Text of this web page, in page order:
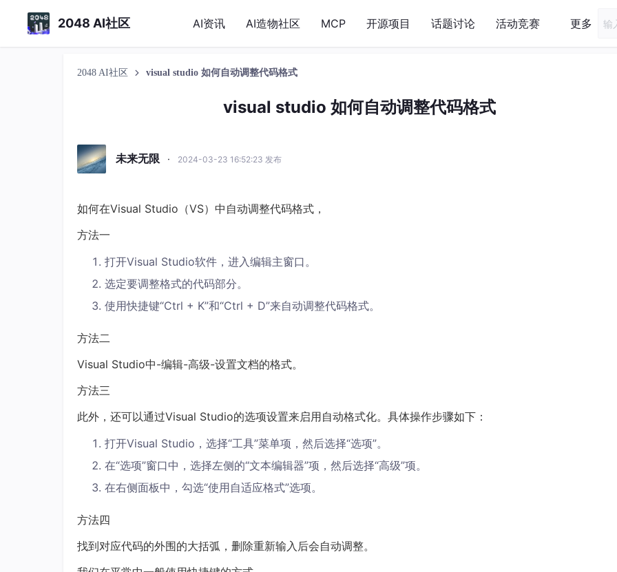
2048 AI社区 AI资讯 AI造物社区 MCP 开源项目 话题讨论 活动竞赛 更多
2048 AI社区 visual studio 如何自动调整代码格式
visual studio 如何自动调整代码格式
未来无限 · 2024-03-23 16:52:23 发布
如何在Visual Studio（VS）中自动调整代码格式，
方法一
打开Visual Studio软件，进入编辑主窗口。
选定要调整格式的代码部分。
使用快捷键“Ctrl + K”和“Ctrl + D”来自动调整代码格式。
方法二
Visual Studio中-编辑-高级-设置文档的格式。
方法三
此外，还可以通过Visual Studio的选项设置来启用自动格式化。具体操作步骤如下：
打开Visual Studio，选择“工具”菜单项，然后选择“选项”。
在“选项”窗口中，选择左侧的“文本编辑器”项，然后选择“高级”项。
在右侧面板中，勾选“使用自适应格式”选项。
方法四
找到对应代码的外围的大括弧，删除重新输入后会自动调整。